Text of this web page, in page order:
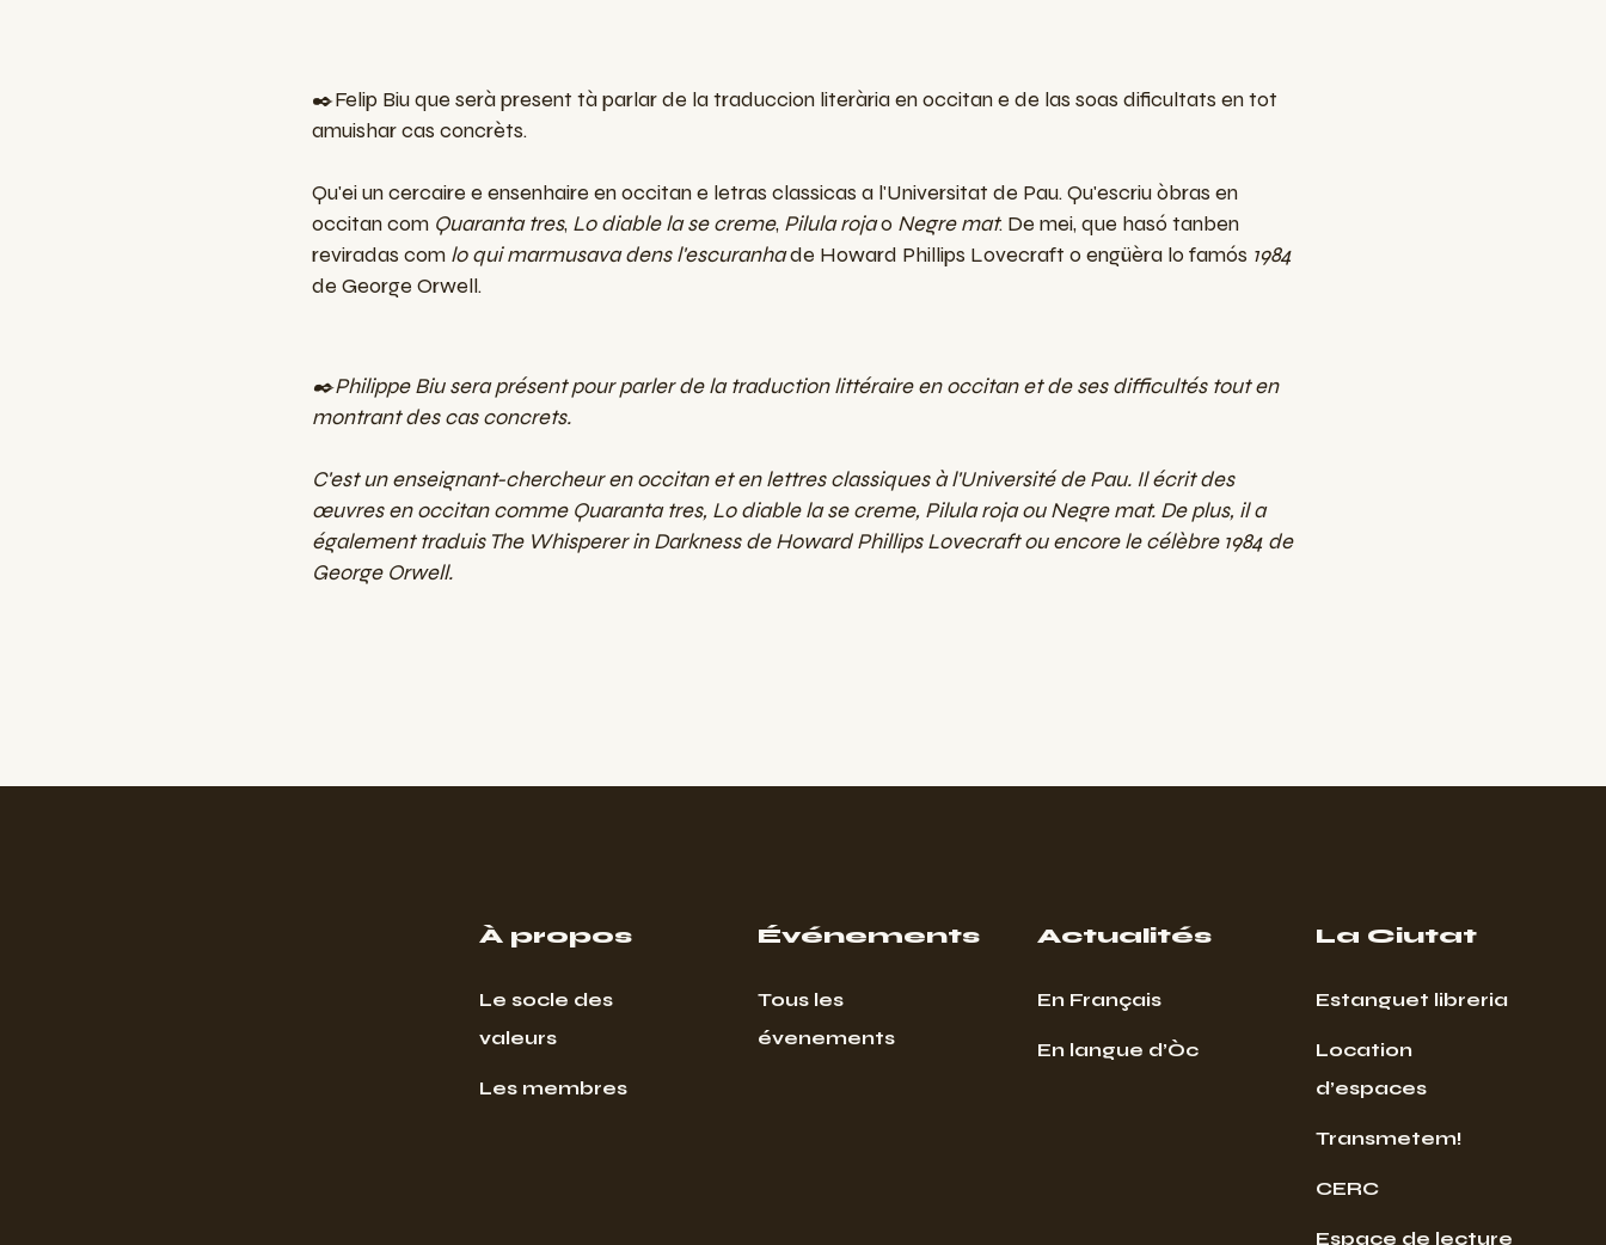
✒️Felip Biu que serà present tà parlar de la traduccion literària en occitan e de las soas dificultats en tot
amuishar cas concrèts.
Qu'ei un cercaire e ensenhaire en occitan e letras classicas a l'Universitat de Pau. Qu'escriu òbras en
occitan com Quaranta tres, Lo diable la se creme,Pilula rojao Negre mat. De mei, que hasó tanben
reviradas com lo qui marmusava dens l'escuranhade Howard Phillips Lovecraft o engüèra lo famós 1984
de George Orwell.
✒️Philippe Biu sera présent pour parler de la traduction littéraire en occitan et de ses difficultés tout en
montrant des cas concrets.
C'est un enseignant-chercheur en occitan et en lettres classiques à l'Université de Pau. Il écrit des
œuvres en occitan comme Quaranta tres, Lo diable la se creme, Pilula roja ou Negre mat. De plus, il a
également traduis The Whisperer in Darkness de Howard Phillips Lovecraft ou encore le célèbre 1984 de
George Orwell.
À propos
Le socle des
valeurs
Les membres
Événements
Tous les
évenements
Actualités
En Français
En langue d’Òc
La Ciutat
Estanguet libreria
Location
d’espaces
Transmetem!
CERC
Espace de lecture